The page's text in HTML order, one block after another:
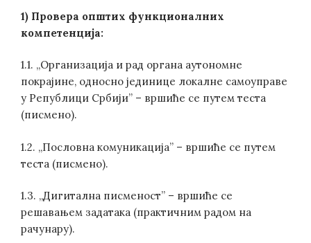
1) Провера општих функционалних
компетенција:
1.1. „Организација и рад органа аутономне
покрајине, односно јединице локалне самоуправе
у Републици Србији” – вршиће се путем теста
(писмено).
1.2. „Пословна комуникација” – вршиће се путем
теста (писмено).
1.3. „Дигитална писменост” – вршиће се
решавањем задатака (практичним радом на
рачунару).